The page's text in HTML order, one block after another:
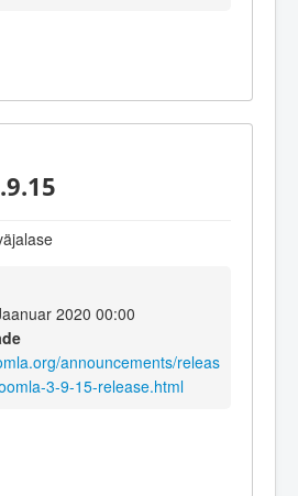
2020 00:00
announcements/releas
3-9-15-release.html